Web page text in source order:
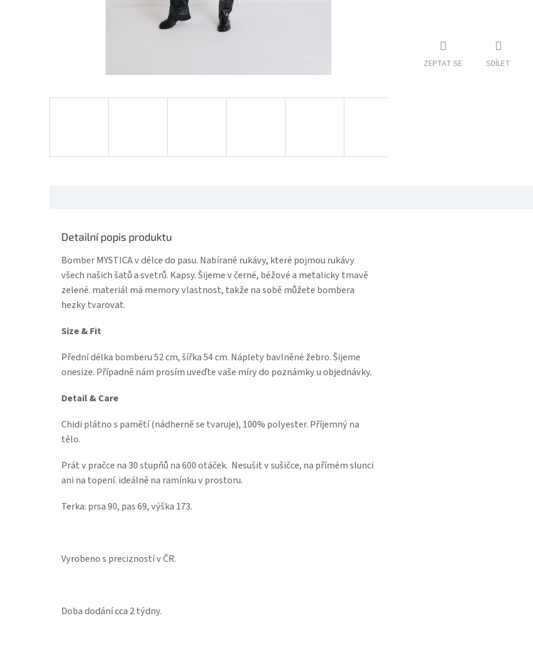
ZEPTAT SE SDÍLET
Detailní popis produktu
Bomber MYSTICA v délce do pasu. Nabírané rukávy, které pojmou rukávy
všech našich šatů a svetrů. Kapsy. Šijeme v černé, béžové a metalicky tmavě
zelené. materiál má memory vlastnost, takže na sobě můžete bombera
hezky tvarovat.
Size & Fit
Přední délka bomberu 52 cm, šířka 54 cm. Náplety bavlněné žebro. Šijeme
onesize. Případně nám prosím uveďte vaše míry do poznámky u objednávky.
Detail & Care
Chidi plátno s pamětí (nádherně se tvaruje), 100% polyester. Příjemný na
tělo.
Prát v pračce na 30 stupňů na 600 otáček. Nesušit v sušičce, na přímém slunci
ani na topení. ideálně na ramínku v prostoru.
Terka: prsa 90, pas 69, výška 173.
Vyrobeno s precizností v ČR.
Doba dodání cca 2 týdny.